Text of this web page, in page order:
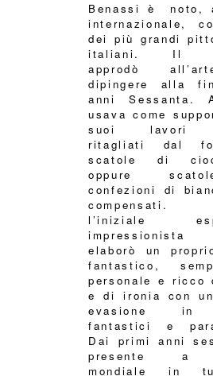
Benassi è noto,
internazionale,
dei più grandi
italiani. Il
approdò
dipingere alla
anni Sessanta.
usava come
suoi lavori
ritagliati dal
scatole di
oppure
confezioni di
compensati.
l’iniziale
impressionista
elaborò un
fantastico,
personale e ricco
e di ironia con
evasione in
fantastici e
Dai primi anni
presente a
mondiale in